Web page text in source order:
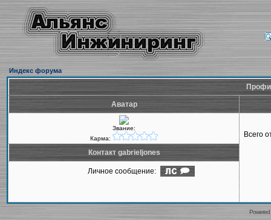
Индекс форума
Аватар
Звание:
Карма:
Всего
Контакт gabrieljones
Личное сообщение: